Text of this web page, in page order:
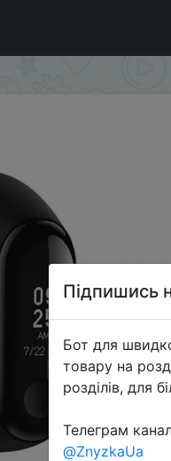
Band 3.
Підпишись
Бот для
товару на
розділів, для
Телеграм
@ZnyzkaUa